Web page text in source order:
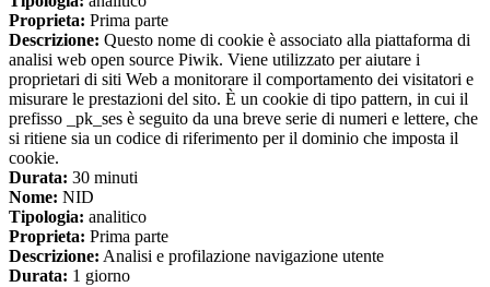
Proprieta: Prima parte
Descrizione: Questo nome di cookie è associato alla piattaforma di
analisi web open source Piwik. Viene utilizzato per aiutare i
proprietari di siti Web a monitorare il comportamento dei visitatori e
misurare le prestazioni del sito. È un cookie di tipo pattern, in cui il
prefisso _pk_ses è seguito da una breve serie di numeri e lettere, che
si ritiene sia un codice di riferimento per il dominio che imposta il
cookie.
Durata: 30 minuti
Nome: NID
Tipologia: analitico
Proprieta: Prima parte
Descrizione: Analisi e profilazione navigazione utente
Durata: 1 giorno